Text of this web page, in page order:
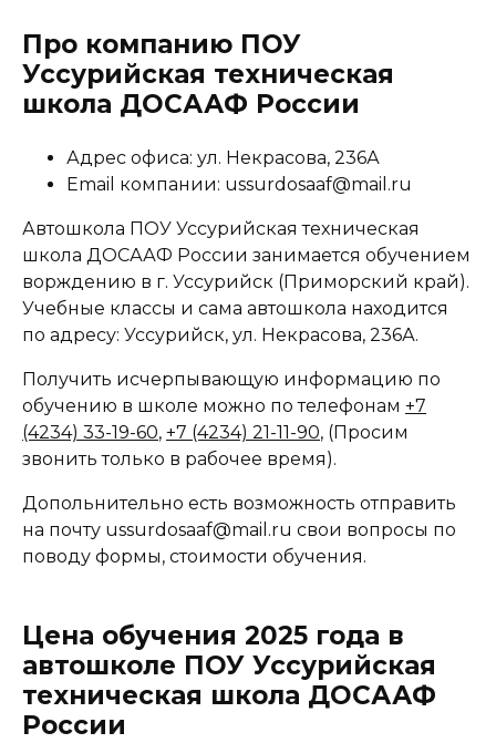
Про компанию ПОУ
Уссурийская техническая
школа ДОСААФ России
Адрес офиса: ул. Некрасова, 236А
Email компании: ussurdosaaf@mail.ru
Автошкола ПОУ Уссурийская техническая
школа ДОСААФ России занимается обучением
ворждению в г. Уссурийск (Приморский край).
Учебные классы и сама автошкола находится
по адресу: Уссурийск, ул. Некрасова, 236А.
Получить исчерпывающую информацию по
обучению в школе можно по телефонам +7
(4234) 33-19-60, +7 (4234) 21-11-90, (Просим
звонить только в рабочее время).
Допольнительно есть возможность отправить
на почту ussurdosaaf@mail.ru свои вопросы по
поводу формы, стоимости обучения.
Цена обучения 2025 года в
автошколе ПОУ Уссурийская
техническая школа ДОСААФ
России